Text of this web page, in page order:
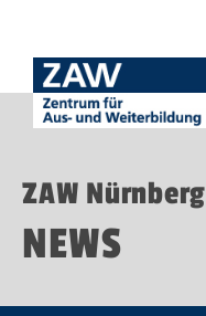
ZAW Nürnberg
NEWS